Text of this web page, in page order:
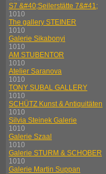
S7 &#40;Seilerstätte 7&#41;
1010
The gallery STEINER
1010
Galerie Sikabonyi
1010
AM STUBENTOR
1010
Atelier Saranova
1010
TONY SUBAL GALLERY
1010
SCHÜTZ Kunst & Antiquitäten
1010
Silvia Steinek Galerie
1010
Galerie Szaal
1010
Galerie STURM & SCHOBER
1010
Galerie Martin Suppan